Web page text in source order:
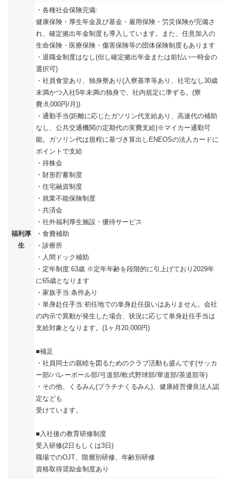
福利厚
生
・各種社会保険完備:
健康保険・厚生年金及び基金・雇用保険・労災保険が完備さ
れ、確定拠出年金制度も導入しています。また、任意加入の
生命保険・医療保険・傷害保険等の団体保険制度もあります
・退職金制度はなし(但し確定拠出年金または前払い一時金の
選択可)
・社員食堂あり、独身寮あり(入寮基準等あり、社宅なし30歳
未満かつ入社5年未満の独身で、社内規定に準ずる。(寮
費:8,000円/月))
・通勤手当(距離に応じたガソリン代支給あり、高速代の補助
なし、公共交通機関の定期代の実費支給)※マイカー通勤可
能。ガソリン代は規程に基づき算出しENEOSの法人カードに
ポイントで支給
・持株会
・財形貯蓄制度
・住宅融資制度
・就業不能保険制度
・共済会
・社外福利厚生施設・優待サービス
・食費補助
・診療所
・人間ドック補助
・定年制度:63歳 ※定年年齢を段階的に引上げており2029年
に65歳となります
・家族手当:条件あり
・単身赴任手当:初任地での単身赴任扱いはありません。会社
の内示で異動が発生した場合、状況に応じて単身赴任手当は
支給対象となります。(1ヶ月20,000円)
■補足
・社員同士の親睦を図るためのクラブ活動も盛んです(サッカ
ー部/バレーボール部/弓道部/軟式野球部/華道部/茶道部等)
・その他、くるみん(プラチナくるみん)、健康経営優良法人認
定なども
受けています。
■入社後の教育研修制度
受入研修(2日もしくは3日)
職場でのOJT、階層別研修、年齢別研修
資格取得奨励金制度あり